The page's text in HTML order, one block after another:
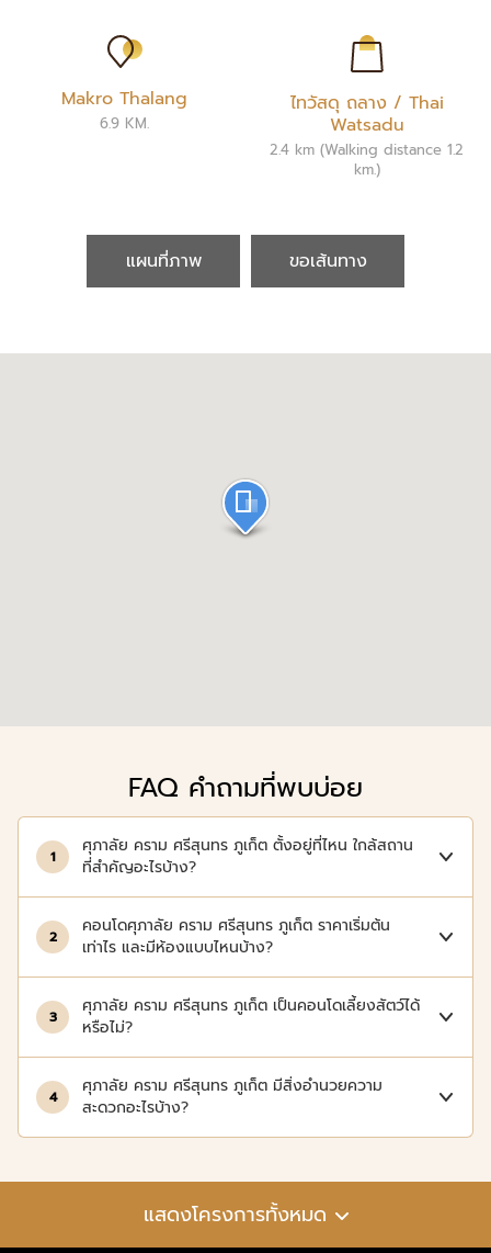
Makro Thalang
6.9 KM.
ไทวัสดุ ถลาง / Thai
Watsadu
2.4 km (Walking distance 1.2
km.)
แผนที่ภาพ ขอเส้นทาง
FAQ คำถามที่พบบ่อย
1
ศุภาลัย คราม ศรีสุนทร ภูเก็ต ตั้งอยู่ที่ไหน ใกล้สถาน
ที่สำคัญอะไรบ้าง?
2
คอนโดศุภาลัย คราม ศรีสุนทร ภูเก็ต ราคาเริ่มต้น
เท่าไร และมีห้องแบบไหนบ้าง?
3
ศุภาลัย คราม ศรีสุนทร ภูเก็ต เป็นคอนโดเลี้ยงสัตว์ได้
หรือไม่?
4
ศุภาลัย คราม ศรีสุนทร ภูเก็ต มีสิ่งอำนวยความ
สะดวกอะไรบ้าง?
แสดงโครงการทั้งหมด